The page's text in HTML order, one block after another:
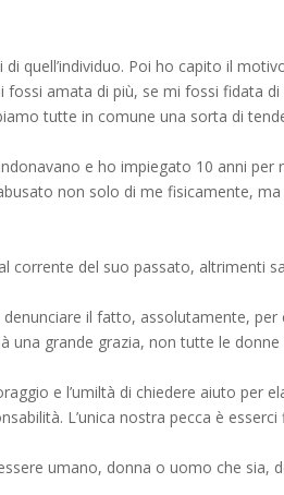
quell’individuo. Poi ho capito il
fossi amata di più, se mi fossi fidata
tutte in comune una sorta di
e ho impiegato 10 anni per
non solo di me fisicamente,
corrente del suo passato, altrimenti
il fatto, assolutamente, per
una grande grazia, non tutte le
e l’umiltà di chiedere aiuto per
L’unica nostra pecca è
umano, donna o uomo che sia,